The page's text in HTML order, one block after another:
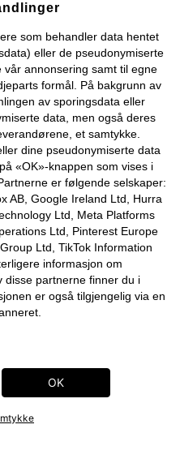
Cookie-innstillinger
kjøp
som behandler data hentet
eller de pseudonymiserte
annonsering samt til egne
formål. På bakgrunn av
av sporingsdata eller
data, men også deres
et samtykke.
dine pseudonymiserte data
«OK»-knappen som vises i
er følgende selskaper:
AB, Google Ireland Ltd, Hurra
Ltd, Meta Platforms
Ltd, Pinterest Europe
Ltd, TikTok Information
informasjon om
partnerne finner du i
er også tilgjengelig via en
OK